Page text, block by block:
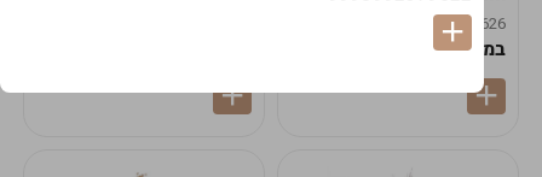
9009492379626
במארז6